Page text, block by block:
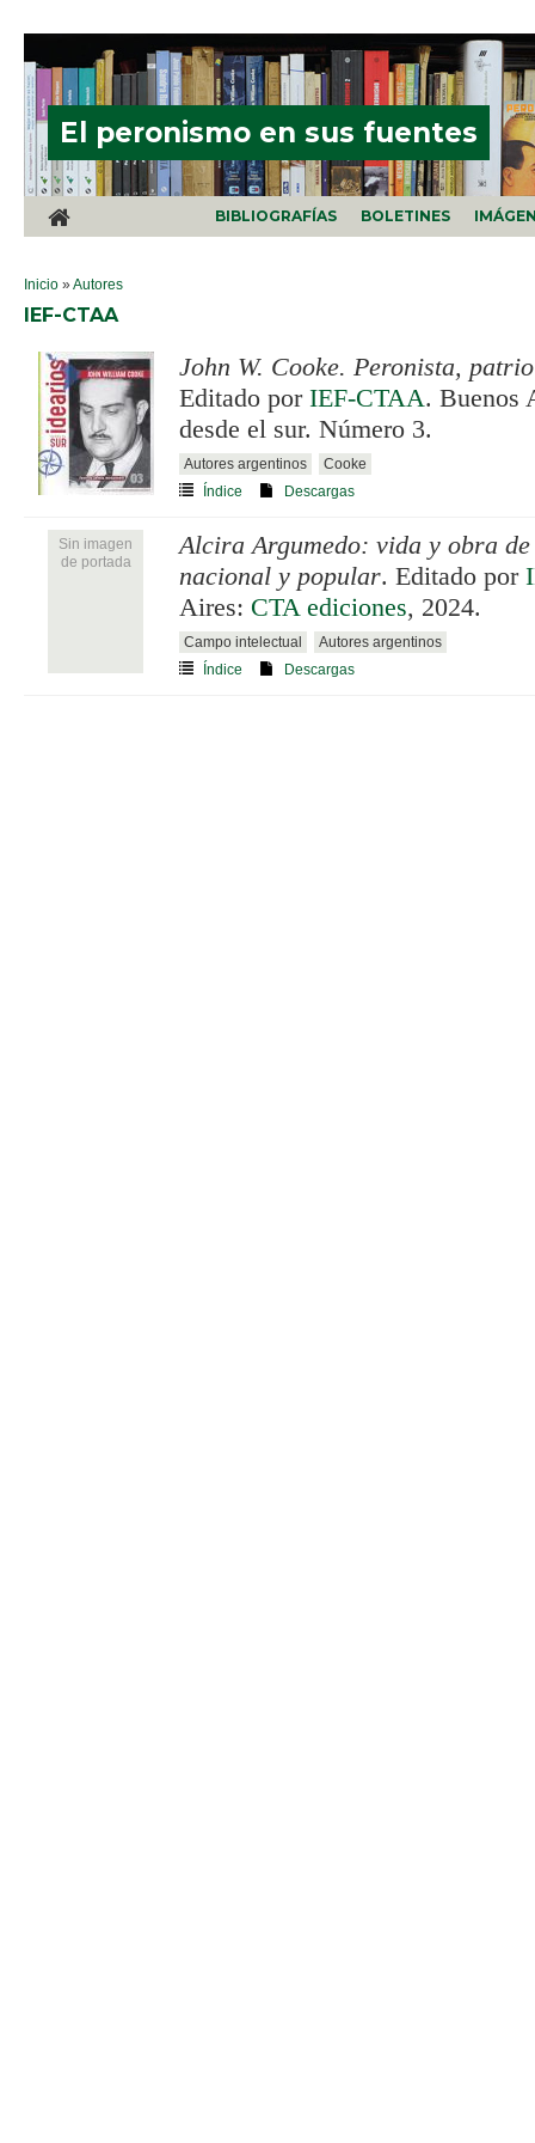
El peronismo en sus fuentes
BIBLIOGRAFÍAS BOLETINES
SE ENCUENTRA USTED AQUÍ
Inicio »Autores
IEF-CTAA
John W. Cooke. Peronista,
Editado por IEF-CTAA. Buenos
desde el sur. Número 3.
Autores argentinos
Cooke
Índice
Descargas
Sin imagen
de portada
Alcira Argumedo: vida y obra
nacional y popular. Editado por
Aires: CTA ediciones, 2024.
Campo intelectual
Autores argentinos
Índice
Descargas